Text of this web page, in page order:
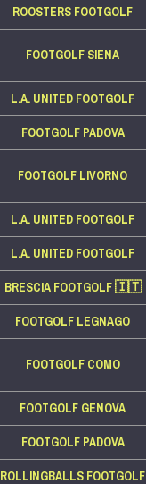
ROOSTERS FOOTGOLF
FOOTGOLF SIENA
L.A. UNITED FOOTGOLF
FOOTGOLF PADOVA
FOOTGOLF LIVORNO
L.A. UNITED FOOTGOLF
L.A. UNITED FOOTGOLF
BRESCIA FOOTGOLF🇮🇹
FOOTGOLF LEGNAGO
FOOTGOLF COMO
FOOTGOLF GENOVA
FOOTGOLF PADOVA
ROLLINGBALLS FOOTGOLF